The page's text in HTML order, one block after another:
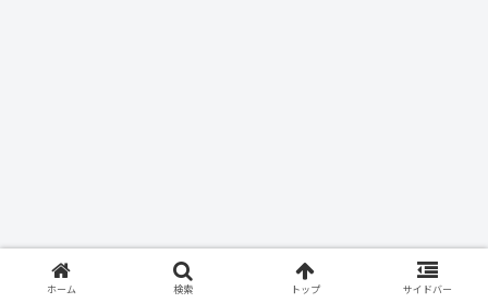
ホーム 検索 トップ サイドバー